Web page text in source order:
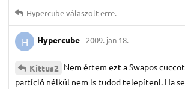
Hypercubeválaszolt erre.
H Hypercube 2009. jan 18.
Kittus2 Nem értem ezt a Swapos
partíció nélkül nem is tudod telepíteni. Ha